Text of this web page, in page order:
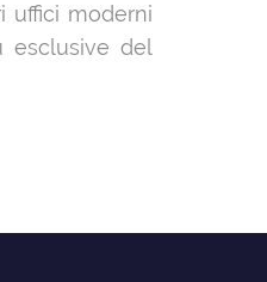
uffici moderni
esclusive del